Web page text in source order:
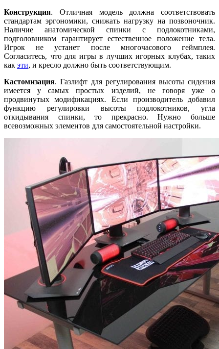
Конструкция. Отличная модель должна соответствовать
стандартам эргономики, снижать нагрузку на позвоночник.
Наличие анатомической спинки с подлокотниками,
подголовником гарантирует естественное положение тела.
Игрок не устанет после многочасового геймплея.
Согласитесь, что для игры в лучших игорных клубах, таких
как эти, и кресло должно быть соответствующим.
Кастомизация. Газлифт для регулирования высоты сидения
имеется у самых простых изделий, не говоря уже о
продвинутых модификациях. Если производитель добавил
функцию регулировки высоты подлокотников, угла
откидывания спинки, то прекрасно. Нужно больше
всевозможных элементов для самостоятельной настройки.